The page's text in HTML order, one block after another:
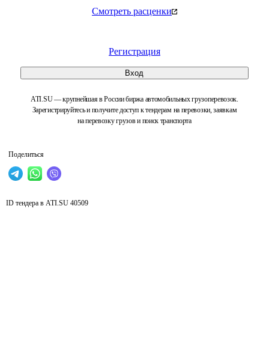
Смотреть расценки
Регистрация
Вход
ATI.SU — крупнейшая в России биржа автомобильных грузоперевозок.
Зарегистрируйтесь и получите доступ к тендерам на перевозки, заявкам
на перевозку грузов и поиск транспорта
Поделиться
ID тендера в ATI.SU 40509